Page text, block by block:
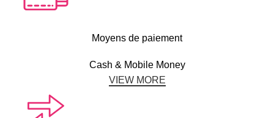
Moyens de paiement
Cash & Mobile Money
VIEW MORE